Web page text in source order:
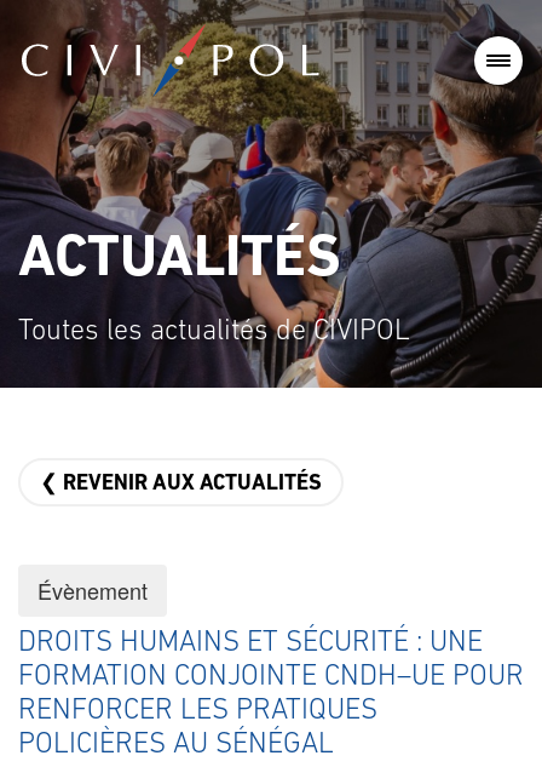
ACTUALITÉS
Toutes les actualités de CIVIPOL
❮ REVENIR AUX ACTUALITÉS
Évènement
DROITS HUMAINS ET SÉCURITÉ : UNE
FORMATION CONJOINTE CNDH–UE POUR
RENFORCER LES PRATIQUES
POLICIÈRES AU SÉNÉGAL